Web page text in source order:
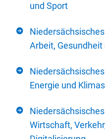
und Sport
Arbeit,
Energie und
Wirtschaft,